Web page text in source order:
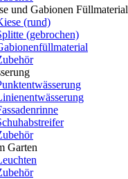
und Gabionen Füllmaterial
(rund)
(gebrochen)
Garten